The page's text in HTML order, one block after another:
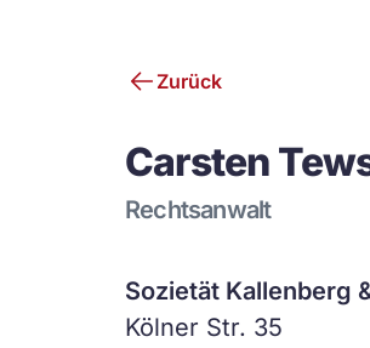
Zurück
Carsten
Rechtsanwalt
Sozietät Kallenberg
Kölner Str. 35